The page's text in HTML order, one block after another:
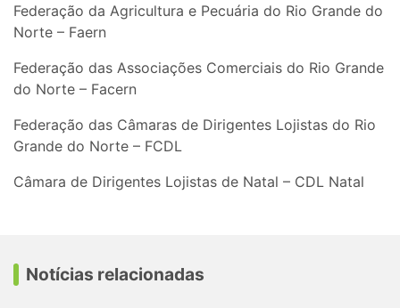
Federação da Agricultura e Pecuária do Rio Grande do
Norte – Faern
Federação das Associações Comerciais do Rio Grande
do Norte – Facern
Federação das Câmaras de Dirigentes Lojistas do Rio
Grande do Norte – FCDL
Câmara de Dirigentes Lojistas de Natal – CDL Natal
Notícias relacionadas